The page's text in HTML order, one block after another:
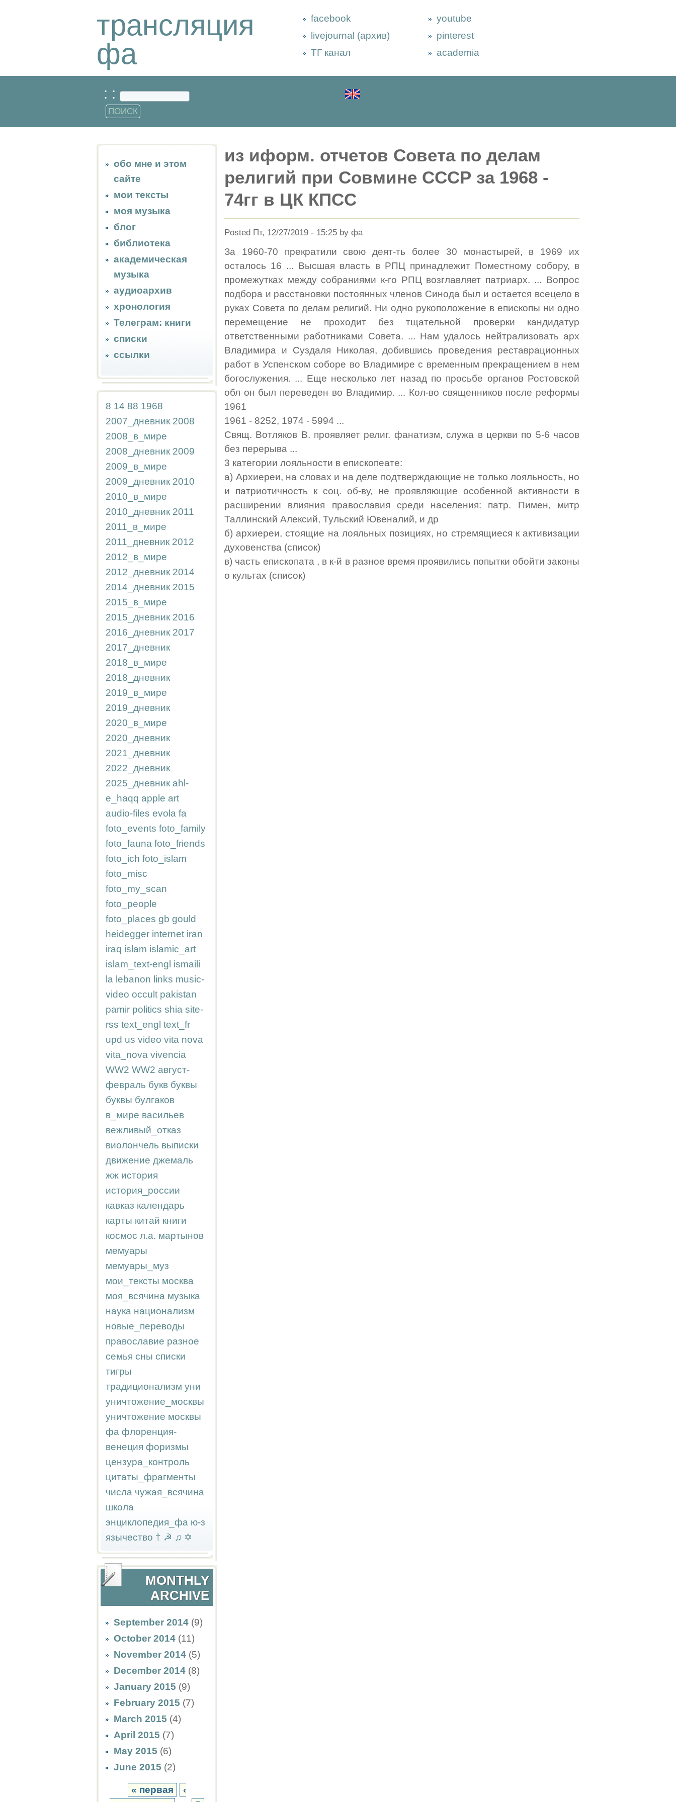
трансляция
фа
facebook
livejournal (архив)
ТГ канал
youtube
pinterest
academia
: :
обо мне и этом
сайте
мои тексты
моя музыка
блог
библиотека
академическая
музыка
аудиоархив
хронология
Телеграм: книги
списки
ссылки
8 14 88 1968
2007_дневник 2008
2008_в_мире
2008_дневник 2009
2009_в_мире
2009_дневник 2010
2010_в_мире
2010_дневник 2011
2011_в_мире
2011_дневник 2012
2012_в_мире
2012_дневник 2014
2014_дневник 2015
2015_в_мире
2015_дневник 2016
2016_дневник 2017
2017_дневник
2018_в_мире
2018_дневник
2019_в_мире
2019_дневник
2020_в_мире
2020_дневник
2021_дневник
2022_дневник
2025_дневник ahl-
e_haqq apple art
audio-files evola fa
foto_events foto_family
foto_fauna foto_friends
foto_ich foto_islam
foto_misc
foto_my_scan
foto_people
foto_places gb gould
heidegger internet iran
iraq islam islamic_art
islam_text-engl ismaili
la lebanon links music-
video occult pakistan
pamir politics shia site-
rss text_engl text_fr
upd us video vita nova
vita_nova vivencia
WW2 WW2 август-
февраль букв буквы
буквы булгаков
в_мире васильев
вежливый_отказ
виолончель выписки
движение джемаль
жж история
история_россии
кавказ календарь
карты китай книги
космос л.а. мартынов
мемуары
мемуары_муз
мои_тексты москва
моя_всячина музыка
наука национализм
новые_переводы
православие разное
семья сны списки
тигры
традиционализм уни
уничтожение_москвы
уничтожение москвы
фа флоренция-
венеция форизмы
цензура_контроль
цитаты_фрагменты
числа чужая_всячина
школа
энциклопедия_фа ю-з
язычество † ☭ ♫ ✡
MONTHLY
ARCHIVE
September 2014 (9)
October 2014 (11)
November 2014 (5)
December 2014 (8)
January 2015 (9)
February 2015 (7)
March 2015 (4)
April 2015 (7)
May 2015 (6)
June 2015 (2)
« первая
‹
из иформ. отчетов Совета по делам
религий при Совмине СССР за 1968 -
74гг в ЦК КПСС
Posted Пт, 12/27/2019 - 15:25 by фа
За 1960-70 прекратили свою деят-ть более 30 монастырей, в 1969 их
осталось 16 ... Высшая власть в РПЦ принадлежит Поместному собору, в
промежутках между собраниями к-го РПЦ возглавляет патриарх. ... Вопрос
подбора и расстановки постоянных членов Синода был и остается всецело в
руках Совета по делам религий. Ни одно рукоположение в епископы ни одно
перемещение не проходит без тщательной проверки кандидатур
ответственными работниками Совета. ... Нам удалось нейтрализовать арх
Владимира и Суздаля Николая, добившись проведения реставрационных
работ в Успенском соборе во Владимире с временным прекращением в нем
богослужения. ... Еще несколько лет назад по просьбе органов Ростовской
обл он был переведен во Владимир. ... Кол-во священников после реформы
1961
1961 - 8252, 1974 - 5994 ...
Свящ. Вотляков В. проявляет религ. фанатизм, служа в церкви по 5-6 часов
без перерыва ...
3 категории лояльности в епископеате:
а) Архиереи, на словах и на деле подтверждающие не только лояльность, но
и патриотичность к соц. об-ву, не проявляющие особенной активности в
расширении влияния православия среди населения: патр. Пимен, митр
Таллинский Алексий, Тульский Ювеналий, и др
б) архиереи, стоящие на лояльных позициях, но стремящиеся к активизации
духовенства (список)
в) часть епископата , в к-й в разное время проявились попытки обойти законы
о культах (список)